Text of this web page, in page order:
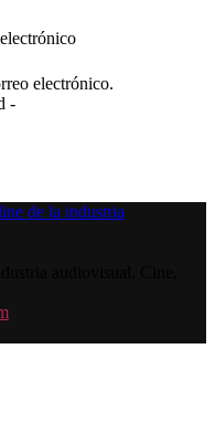
electrónico.
-